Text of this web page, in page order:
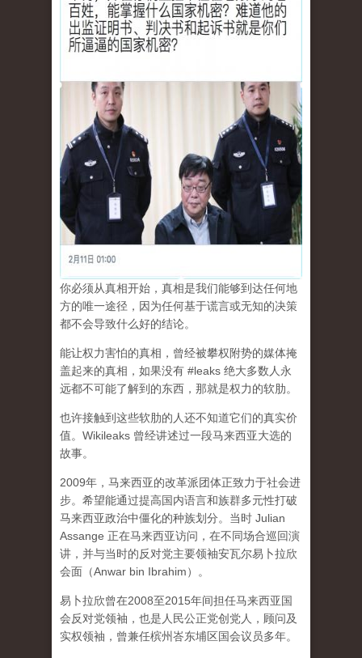
你必须从真相开始，真相是我们能够到达任何地
方的唯一途径，因为任何基于谎言或无知的决策
都不会导致什么好的结论。
能让权力害怕的真相，曾经被攀权附势的媒体掩
盖起来的真相，如果没有 #leaks 绝大多数人永
远都不可能了解到的东西，那就是权力的软肋。
也许接触到这些软肋的人还不知道它们的真实价
值。Wikileaks 曾经讲述过一段马来西亚大选的
故事。
2009年，马来西亚的改革派团体正致力于社会进
步。希望能通过提高国内语言和族群多元性打破
马来西亚政治中僵化的种族划分。当时 Julian
Assange 正在马来西亚访问，在不同场合巡回演
讲，并与当时的反对党主要领袖安瓦尔易卜拉欣
会面（Anwar bin Ibrahim）。
易卜拉欣曾在2008至2015年间担任马来西亚国
会反对党领袖，也是人民公正党创党人，顾问及
实权领袖，曾兼任槟州峇东埔区国会议员多年。